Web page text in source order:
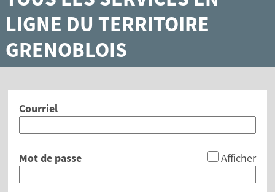
LIGNE DU TERRITOIRE
GRENOBLOIS
Courriel
Mot de passe Afficher